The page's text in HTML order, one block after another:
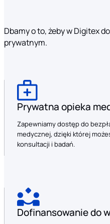
Dbamy o to, żeby w Digitex
prywatnym.
Prywatna opieka
Zapewniamy dostęp do
medycznej, dzięki której
konsultacji i badań.
Dofinansowanie do